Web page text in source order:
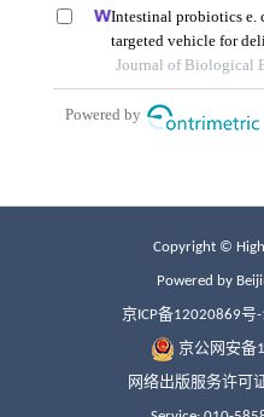
Copyright ©
Powered by
京ICP备12020869号-
京公网安备
网络出版服务许可